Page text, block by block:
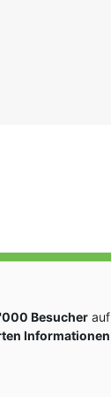
Besucher auf
Informationen